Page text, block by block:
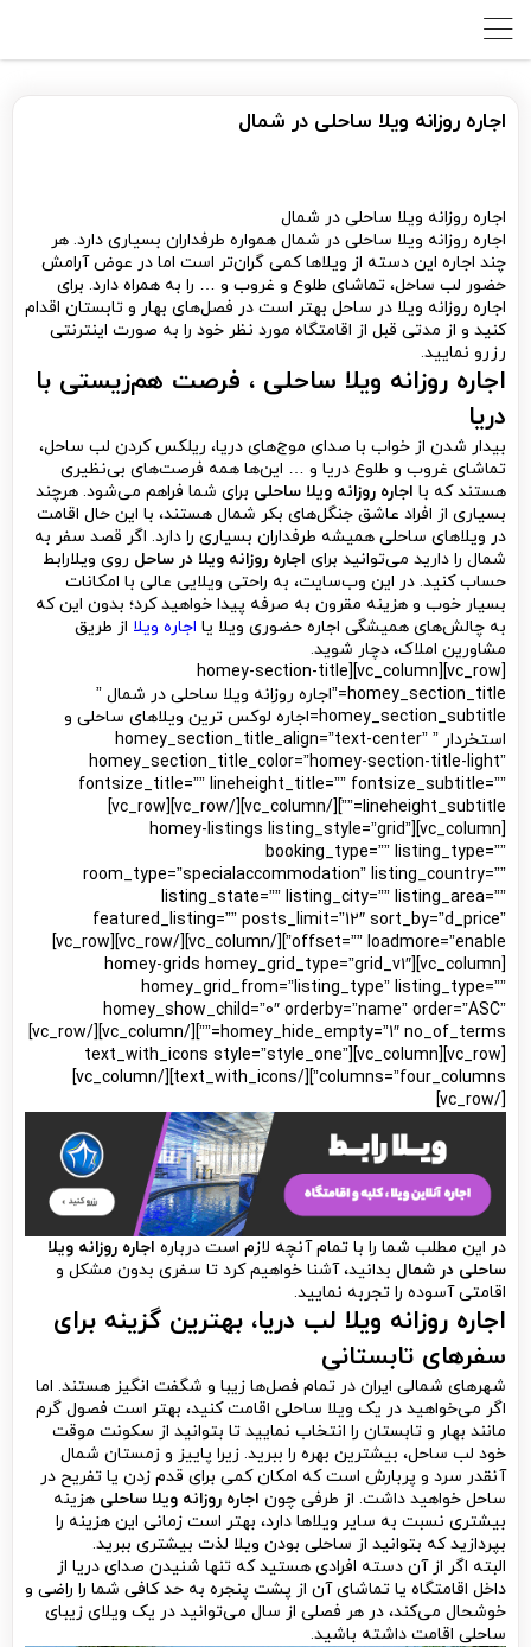
اجاره روزانه ویلا ساحلی در شمال
اجاره روزانه ویلا ساحلی در شمال
اجاره روزانه ویلا ساحلی در شمال همواره طرفداران بسیاری دارد. هر
چند اجاره این دسته از ویلاها کمی گران‌تر است اما در عوض آرامش
حضور لب ساحل، تماشای طلوع و غروب و … را به همراه دارد. برای
اجاره روزانه ویلا در ساحل بهتر است در فصل‌های بهار و تابستان اقدام
کنید و از مدتی قبل از اقامتگاه مورد نظر خود را به صورت اینترنتی
رزرو نمایید.
اجاره روزانه ویلا ساحلی ، فرصت هم‌زیستی با
دریا
بیدار شدن از خواب با صدای موج‌های دریا، ریلکس کردن لب ساحل،
تماشای غروب و طلوع دریا و … این‌ها همه فرصت‌های بی‌نظیری
هستند که با اجاره روزانه ویلا ساحلی برای شما فراهم می‌شود. هرچند
بسیاری از افراد عاشق جنگل‌های بکر شمال هستند، با این حال اقامت
در ویلاهای ساحلی همیشه طرفداران بسیاری را دارد. اگر قصد سفر به
شمال را دارید می‌توانید برای اجاره روزانه ویلا در ساحل روی ویلارابط
حساب کنید. در این وب‌سایت، به راحتی ویلایی عالی با امکانات
بسیار خوب و هزینه مقرون به صرفه پیدا خواهید کرد؛ بدون این که
به چالش‌های همیشگی اجاره حضوری ویلا یا اجاره ویلا از طریق
مشاورین املاک، دچار شوید.
[vc_row][vc_column][homey-section-title
homey_section_title=”اجاره روزانه ویلا ساحلی در شمال ”
homey_section_subtitle=اجاره لوکس ترین ویلاهای ساحلی و
استخردار ” homey_section_title_align=”text-center”
homey_section_title_color=”homey-section-title-light”
fontsize_title=”” lineheight_title=”” fontsize_subtitle=””
lineheight_subtitle=””][/vc_column][/vc_row][vc_row]
[vc_column][homey-listings listing_style=”grid”
booking_type=”” listing_type=””
room_type=”specialaccommodation” listing_country=””
listing_state=”” listing_city=”” listing_area=””
featured_listing=”” posts_limit=”12″ sort_by=”d_price”
offset=”” loadmore=”enable”][/vc_column][/vc_row][vc_row]
[vc_column][homey-grids homey_grid_type=”grid_v1″
homey_grid_from=”listing_type” listing_type=””
homey_show_child=”0″ orderby=”name” order=”ASC”
homey_hide_empty=”1″ no_of_terms=””][/vc_column][/vc_row]
[vc_row][vc_column][text_with_icons style=”style_one”
columns=”four_columns”][/text_with_icons][/vc_column]
[/vc_row]
در این مطلب شما را با تمام آنچه لازم است درباره اجاره روزانه ویلا
ساحلی در شمال بدانید، آشنا خواهیم کرد تا سفری بدون مشکل و
اقامتی آسوده را تجربه نمایید.
اجاره روزانه ویلا لب دریا، بهترین گزینه برای
سفرهای تابستانی
شهرهای شمالی ایران در تمام فصل‌ها زیبا و شگفت انگیز هستند. اما
اگر می‌خواهید در یک ویلا ساحلی اقامت کنید، بهتر است فصول گرم
مانند بهار و تابستان را انتخاب نمایید تا بتوانید از سکونت موقت
خود لب ساحل، بیشترین بهره را ببرید. زیرا پاییز و زمستان شمال
آنقدر سرد و پربارش است که امکان کمی برای قدم زدن یا تفریح در
ساحل خواهید داشت. از طرفی چون اجاره روزانه ویلا ساحلی هزینه
بیشتری نسبت به سایر ویلاها دارد، بهتر است زمانی این هزینه را
بپردازید که بتوانید از ساحلی بودن ویلا لذت بیشتری ببرید.
البته اگر از آن دسته افرادی هستید که تنها شنیدن صدای دریا از
داخل اقامتگاه یا تماشای آن از پشت پنجره به حد کافی شما را راضی و
خوشحال می‌کند، در هر فصلی از سال می‌توانید در یک ویلای زیبای
ساحلی اقامت داشته باشید.